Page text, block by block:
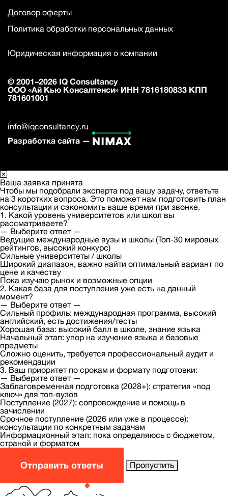
Договор оферты
Политика обработки персональных данных
Юридическая информация о компании
© 2001–2026 IQ Consultancy
ООО «Ай Кью Консалтенси» ИНН 7816180833 КПП
781601001
info@iqconsultancy.ru
Разработка сайта —
Ваша заявка принята
Чтобы мы подобрали эксперта под вашу задачу, ответьте
на 3 коротких вопроса. Это поможет нам подготовить план
консультации и сэкономить ваше время при звонке.
1. Какой уровень университетов или школ вы
рассматриваете?
— Выберите ответ —
Ведущие международные вузы и школы (Топ-30 мировых
рейтингов, высокий конкурс)
Сильные университеты / школы
Широкий диапазон, важно найти оптимальный вариант по
цене и качеству
Пока изучаю рынок и возможные опции
2. Какая база для поступления уже есть на данный
момент?
— Выберите ответ —
Сильный профиль: международная программа, высокий
английский, есть достижения/тесты
Хорошая база: высокий балл в школе, знание языка
Начальный этап: упор на изучение языка и базовые
предметы
Сложно оценить, требуется профессиональный аудит и
рекомендации
3. Ваш приоритет по срокам и формату подготовки:
— Выберите ответ —
Заблаговременная подготовка (2028+): стратегия «под
ключ» для топ-вузов
Поступление (2027): сопровождение и помощь в
зачислении
Срочное поступление (2026 или уже в процессе):
консультации по конкретным задачам
Информационный этап: пока определяюсь с бюджетом,
страной и форматом
Отправить ответы Пропустить